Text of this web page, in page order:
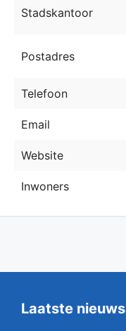
Stadskantoor
Postadres
Telefoon
Email
Website
Inwoners
Laatste nieuws